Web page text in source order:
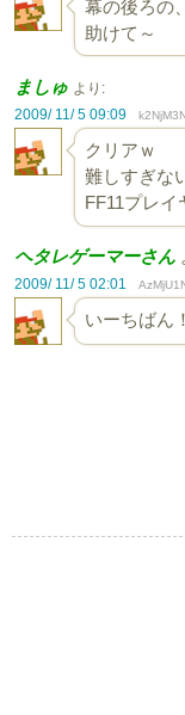
幕の後ろの
助けて～
ましゅ より:
2009/ 11/ 5 09:09
クリアｗ
難しすぎな
FF11プレイ
ヘタレゲーマーさん
2009/ 11/ 5 02:01
いーちばん